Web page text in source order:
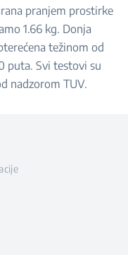
pranjem prostirke
1.66 kg. Donja
težinom od
puta. Svi testovi su
nadzorom TUV.